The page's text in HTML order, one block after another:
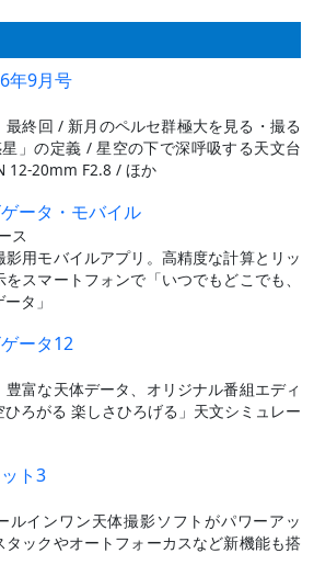
年9月号
最終回 / 新月のペルセ群極大を見る・撮る
」の定義 / 星空の下で深呼吸する天文台
12-20mm F2.8 / ほか
ータ・モバイル
ス
影用モバイルアプリ。高精度な計算とリッ
スマートフォンで「いつでもどこでも、
タ」
ータ12
豊富な天体データ、オリジナル番組エディ
ひろがる 楽しさひろげる」天文シミュレー
ト3
ルインワン天体撮影ソフトがパワーアッ
タックやオートフォーカスなど新機能も搭